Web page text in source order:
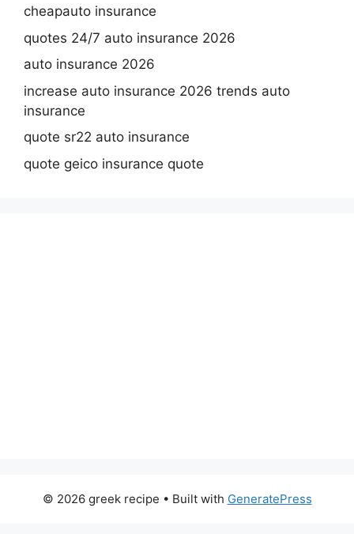
cheapauto insurance
quotes 24/7 auto insurance 2026
auto insurance 2026
increase auto insurance 2026 trends auto
insurance
quote sr22 auto insurance
quote geico insurance quote
© 2026 greek recipe • Built with GeneratePress